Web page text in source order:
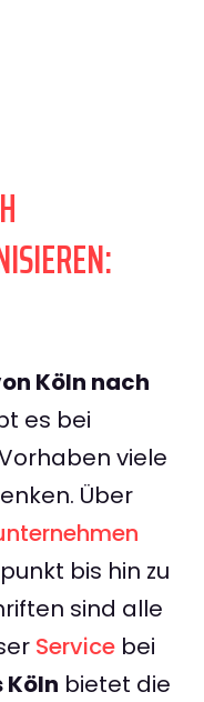
Köln nach
es bei
viele
Über
bis hin zu
sind alle
Service bei
Köln bietet die